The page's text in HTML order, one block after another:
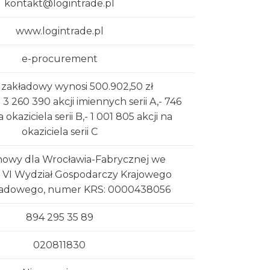
kontakt@logintrade.pl
www.logintrade.pl
e-procurement
zakładowy wynosi 500.902,50 zł
3 260 390 akcji imiennych serii A,- 746
okaziciela serii B,- 1 001 805 akcji na
okaziciela serii C
dla Wrocławia-Fabrycznej we
VI Wydział Gospodarczy Krajowego
numer KRS: 0000438056
894 295 35 89
020811830